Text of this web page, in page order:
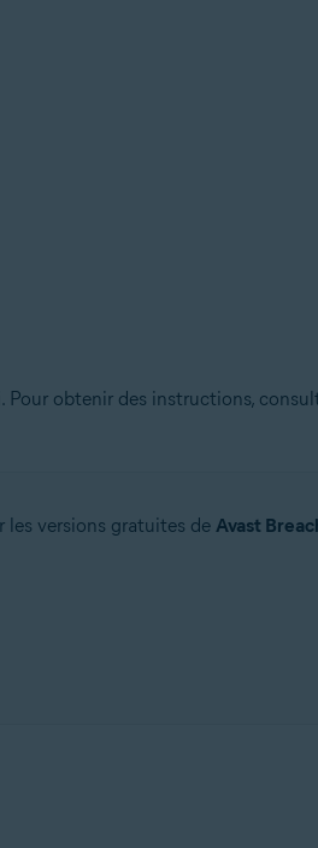
obtenir des instructions,
les versions gratuites de Avast